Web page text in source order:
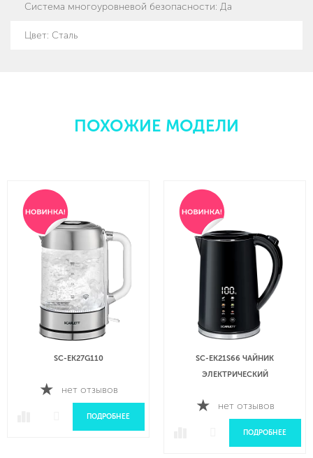
Система многоуровневой безопасности: Да
Цвет: Сталь
ПОХОЖИЕ МОДЕЛИ
SC-EK27G110
нет отзывов
ПОДРОБНЕЕ
SC-EK21S66 ЧАЙНИК
ЭЛЕКТРИЧЕСКИЙ
нет отзывов
ПОДРОБНЕЕ